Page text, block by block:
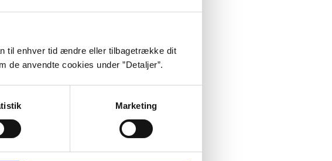
til enhver tid ændre eller tilbagetrække dit
de anvendte cookies under ”Detaljer”.
Marketing